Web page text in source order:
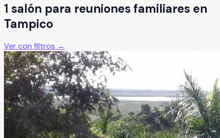
1 salón para reuniones familiares en
Tampico
Ver con filtros →